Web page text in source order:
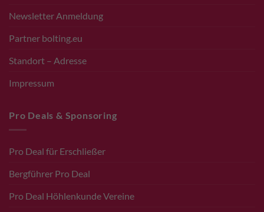
Newsletter Anmeldung
Partner bolting.eu
Standort – Adresse
Impressum
Pro Deals & Sponsoring
Pro Deal für Erschließer
Bergführer Pro Deal
Pro Deal Höhlenkunde Vereine